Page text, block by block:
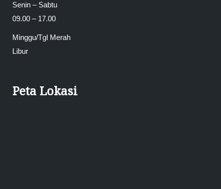
Senin – Sabtu
09.00 – 17.00
Minggu/Tgl Merah
Libur
Peta Lokasi